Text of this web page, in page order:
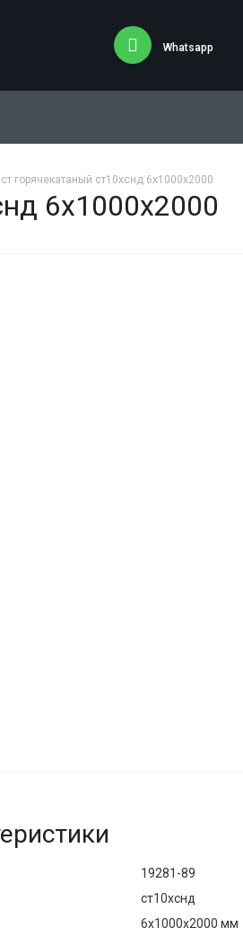
Whatsapp
горячекатаный ст10хснд 6х1000х2000
6х1000х2000
19281-89
ст10хснд
6х1000х2000 мм